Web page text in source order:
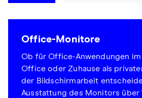
Office-Monitore
Ob für Office-Anwendungen
Office oder Zuhause als
der Bildschirmarbeit
Ausstattung des Monitors über